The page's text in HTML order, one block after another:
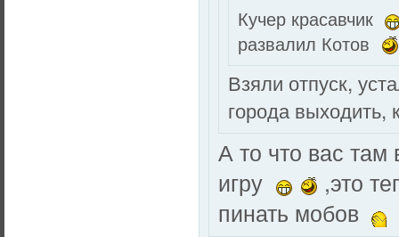
Кучер красавчик
развалил Котов
Взяли отпуск,
города выходить,
А то что вас там
игру
,это
пинать мобов